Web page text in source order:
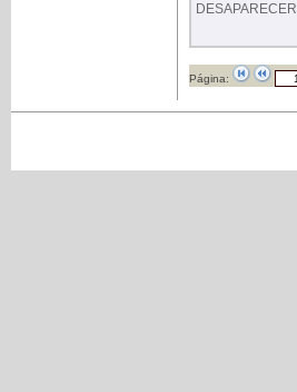
DESAPARECER
Página: